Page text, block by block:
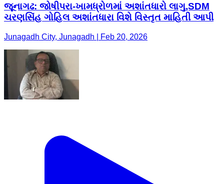
જૂનાગઢ: જોષીપરા-ખામધ્રોળમાં અશાંતધારો લાગુ,SDM
ચરણસિંહ ગોહિલ અશાંતધારા વિશે વિસ્તૃત માહિતી આપી
Junagadh City, Junagadh | Feb 20, 2026